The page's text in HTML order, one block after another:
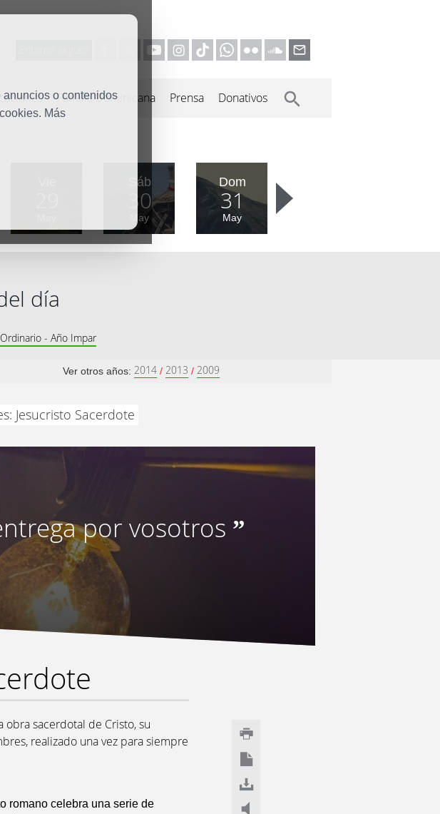
anuncios o contenidos
Más
Familia Dominicana Prensa Donativos
Sáb
30
May
Dom
31
May
día
- Año Impar
Ver otros años: 2014 / 2013 / 2009
Jesucristo Sacerdote
por vosotros ”
sacerdotal de Cristo, su
realizado una vez para siempre
romano celebra una serie de